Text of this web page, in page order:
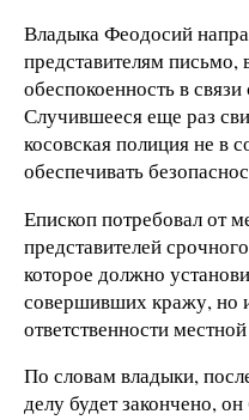
Владыка Феодосий
представителям
обеспокоенность в
Случившееся еще раз
косовская полиция не в
обеспечивать
Епископ потребовал от
представителей
которое должно
совершивших кражу, но
ответственности
По словам владыки,
делу будет закончено,